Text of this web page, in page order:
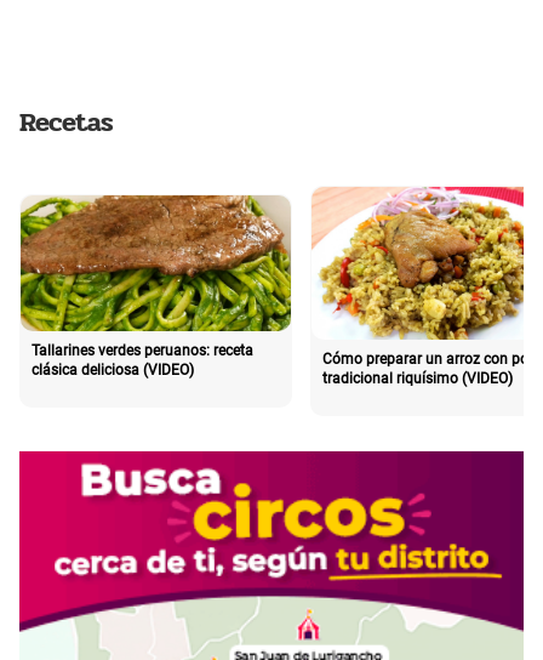
Recetas
Tallarines verdes peruanos: receta
clásica deliciosa (VIDEO)
Cómo preparar un arroz con pollo
tradicional riquísimo (VIDEO)